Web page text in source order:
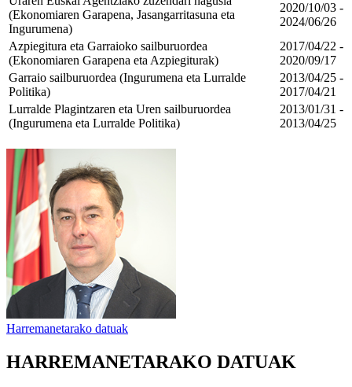
(Ekonomiaren Garapena, Jasangarritasuna eta
Ingurumena)
2020/10/03 -
2024/06/26
Azpiegitura eta Garraioko sailburuordea
(Ekonomiaren Garapena eta Azpiegiturak)
2017/04/22 -
2020/09/17
Garraio sailburuordea (Ingurumena eta Lurralde
Politika)
2013/04/25 -
2017/04/21
Lurralde Plagintzaren eta Uren sailburuordea
(Ingurumena eta Lurralde Politika)
2013/01/31 -
2013/04/25
Harremanetarako datuak
HARREMANETARAKO DATUAK